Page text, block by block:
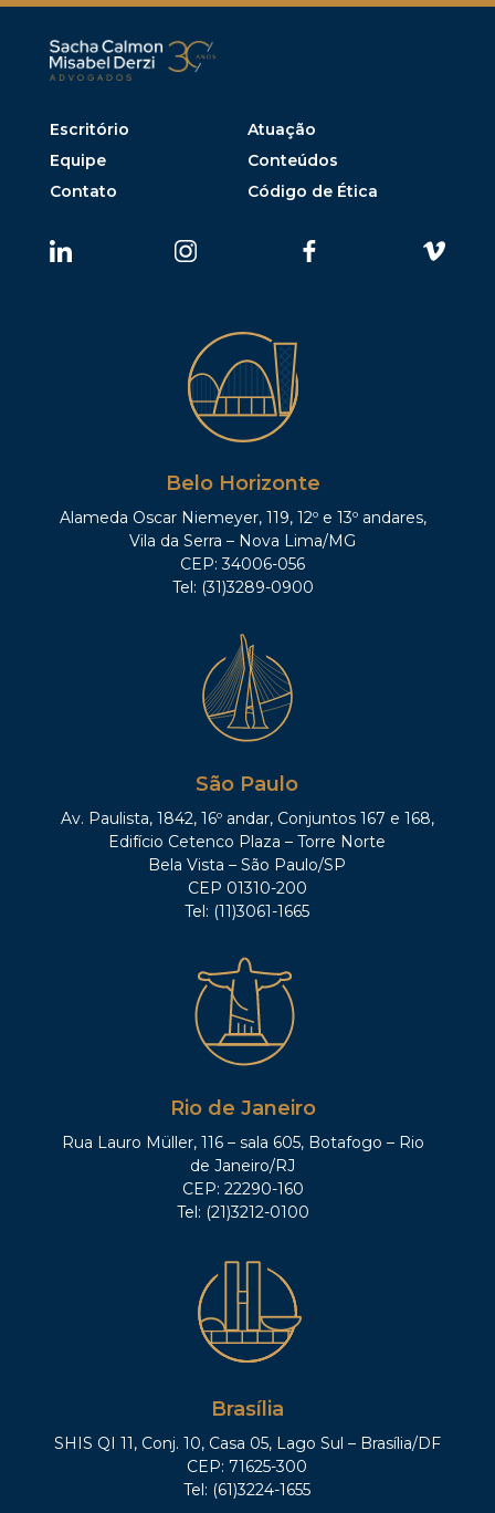
Escritório
Atuação
Equipe
Conteúdos
Contato
Código de Ética
Belo Horizonte
Alameda Oscar Niemeyer, 119, 12º e 13º andares,
Vila da Serra – Nova Lima/MG
CEP: 34006-056
Tel: (31)3289-0900
São Paulo
Av. Paulista, 1842, 16º andar, Conjuntos 167 e 168,
Edifício Cetenco Plaza – Torre Norte
Bela Vista – São Paulo/SP
CEP 01310-200
Tel: (11)3061-1665
Rio de Janeiro
Rua Lauro Müller, 116 – sala 605, Botafogo – Rio
de Janeiro/RJ
CEP: 22290-160
Tel: (21)3212-0100
Brasília
SHIS QI 11, Conj. 10, Casa 05, Lago Sul – Brasília/DF
CEP: 71625-300
Tel: (61)3224-1655